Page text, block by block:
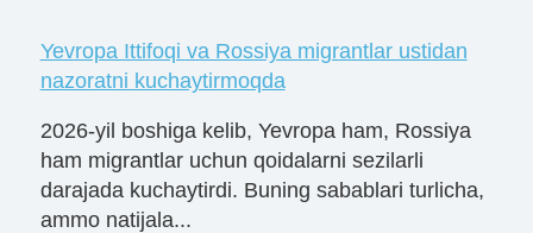
Yevropa Ittifoqi va Rossiya migrantlar ustidan
nazoratni kuchaytirmoqda
2026-yil boshiga kelib, Yevropa ham, Rossiya
ham migrantlar uchun qoidalarni sezilarli
darajada kuchaytirdi. Buning sabablari turlicha,
ammo natijala...